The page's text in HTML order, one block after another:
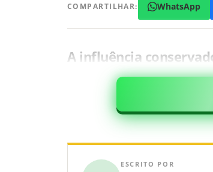
COMPARTILHAR: WhatsApp
A influência
ESCRITO POR